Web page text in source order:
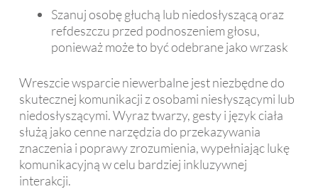
Szanuj osobę głuchą lub niedosłyszącą oraz
refdeszczu przed podnoszeniem głosu,
ponieważ może to być odebrane jako wrzask
Wreszcie wsparcie niewerbalne jest niezbędne do
skutecznej komunikacji z osobami niesłyszącymi lub
niedosłyszącymi. Wyraz twarzy, gesty i język ciała
służą jako cenne narzędzia do przekazywania
znaczenia i poprawy zrozumienia, wypełniając lukę
komunikacyjną w celu bardziej inkluzywnej
interakcji.